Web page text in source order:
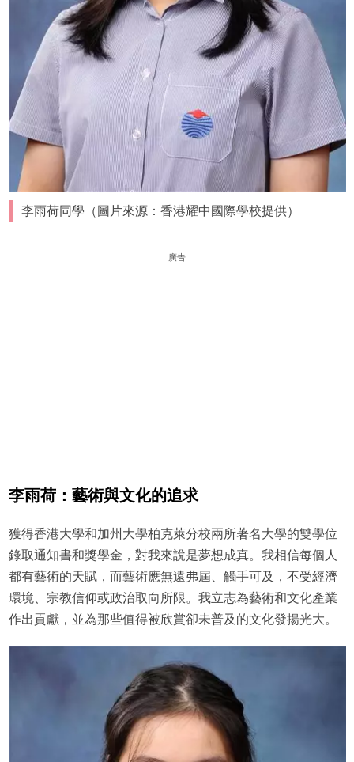
李雨荷同學（圖片來源：香港耀中國際學校提供）
廣告
李雨荷：藝術與文化的追求
獲得香港大學和加州大學柏克萊分校兩所著名大學的雙學位
錄取通知書和獎學金，對我來說是夢想成真。我相信每個人
都有藝術的天賦，而藝術應無遠弗屆、觸手可及，不受經濟
環境、宗教信仰或政治取向所限。我立志為藝術和文化產業
作出貢獻，並為那些值得被欣賞卻未普及的文化發揚光大。